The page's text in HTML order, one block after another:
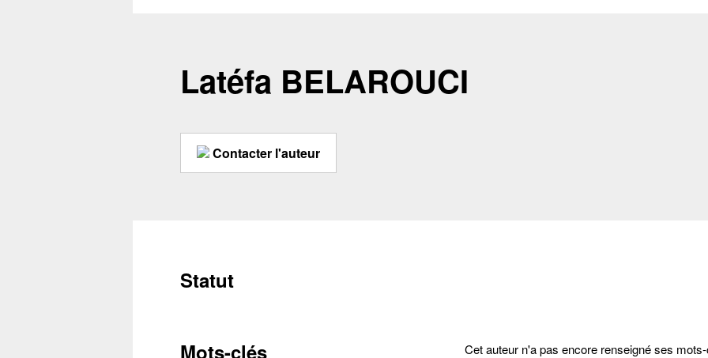
Latéfa BELAROUCI
Contacter l'auteur
Statut
Mots-clés Cet auteur n'a pas encore renseigné ses